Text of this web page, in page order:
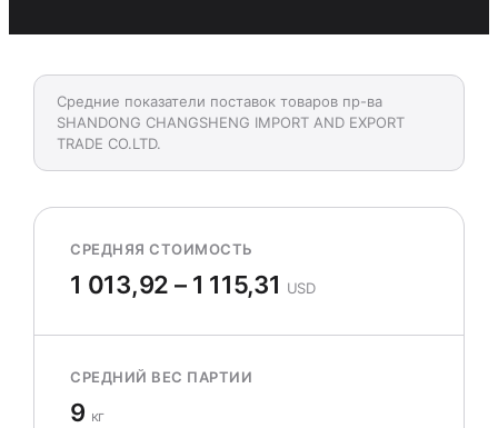
Средние показатели поставок товаров пр-ва
SHANDONG CHANGSHENG IMPORT AND EXPORT
TRADE CO.LTD.
СРЕДНЯЯ СТОИМОСТЬ
1 013,92 – 1 115,31 USD
СРЕДНИЙ ВЕС ПАРТИИ
9 кг